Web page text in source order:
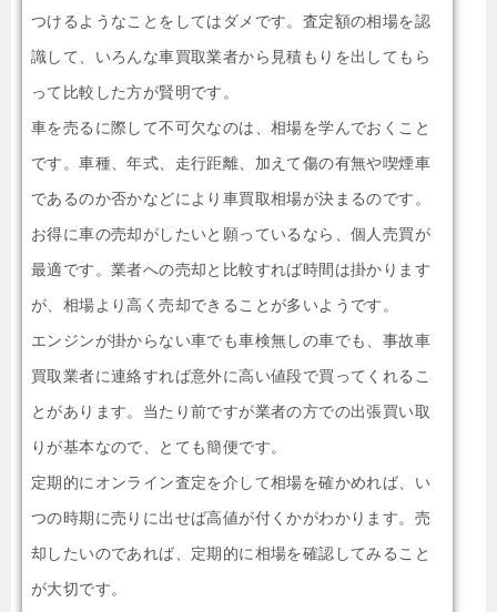
つけるようなことをしてはダメです。査定額の相場を認
識して、いろんな車買取業者から見積もりを出してもら
って比較した方が賢明です。
車を売るに際して不可欠なのは、相場を学んでおくこと
です。車種、年式、走行距離、加えて傷の有無や喫煙車
であるのか否かなどにより車買取相場が決まるのです。
お得に車の売却がしたいと願っているなら、個人売買が
最適です。業者への売却と比較すれば時間は掛かります
が、相場より高く売却できることが多いようです。
エンジンが掛からない車でも車検無しの車でも、事故車
買取業者に連絡すれば意外に高い値段で買ってくれるこ
とがあります。当たり前ですが業者の方での出張買い取
りが基本なので、とても簡便です。
定期的にオンライン査定を介して相場を確かめれば、い
つの時期に売りに出せば高値が付くかがわかります。売
却したいのであれば、定期的に相場を確認してみること
が大切です。